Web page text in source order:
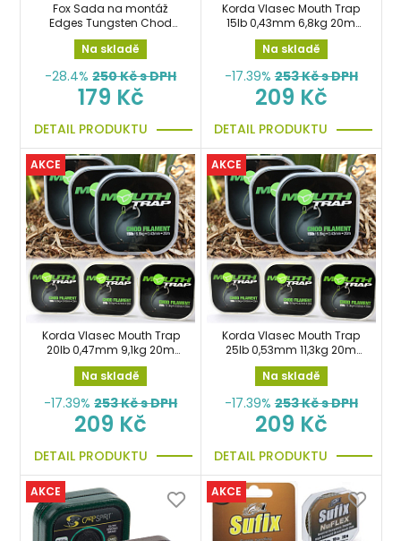
Fox Sada na montáž
Edges Tungsten Chod
Bead Kit
Na skladě
-28.4% 250Kč s DPH
179 Kč
DETAIL PRODUKTU
Korda Vlasec Mouth Trap
15lb 0,43mm 6,8kg 20m
návazcový
Na skladě
-17.39% 253Kč s DPH
209 Kč
DETAIL PRODUKTU
AKCE
Korda Vlasec Mouth Trap
20lb 0,47mm 9,1kg 20m
návazcový
Na skladě
-17.39% 253Kč s DPH
209 Kč
DETAIL PRODUKTU
AKCE
Korda Vlasec Mouth Trap
25lb 0,53mm 11,3kg 20m
návazcový
Na skladě
-17.39% 253Kč s DPH
209 Kč
DETAIL PRODUKTU
AKCE AKCE